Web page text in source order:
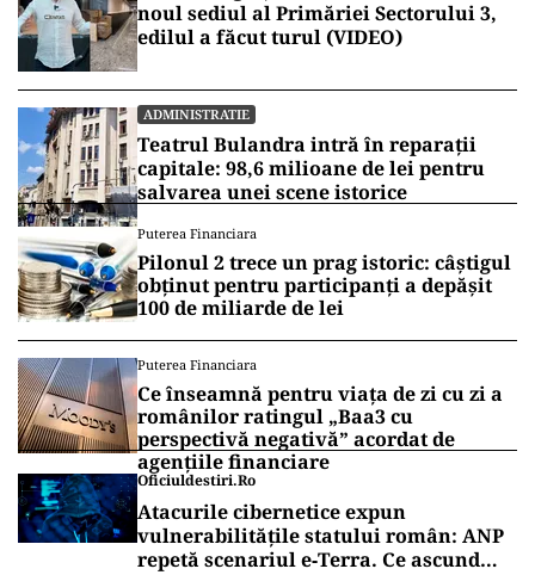
noul sediul al Primăriei Sectorului 3,
edilul a făcut turul (VIDEO)
ADMINISTRATIE
Teatrul Bulandra intră în reparații
capitale: 98,6 milioane de lei pentru
salvarea unei scene istorice
Puterea Financiara
Pilonul 2 trece un prag istoric: câștigul
obținut pentru participanți a depășit
100 de miliarde de lei
Puterea Financiara
Ce înseamnă pentru viața de zi cu zi a
românilor ratingul „Baa3 cu
perspectivă negativă” acordat de
agențiile financiare
Oficiuldestiri.ro
Atacurile cibernetice expun
vulnerabilitățile statului român: ANP
repetă scenariul e‑Terra. Ce ascund